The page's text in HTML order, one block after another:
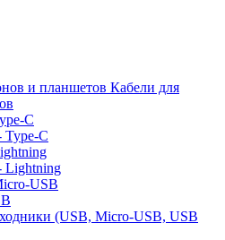
Кабели для
C
Type-C
Lightning
USB
(USB, Micro-USB, USB